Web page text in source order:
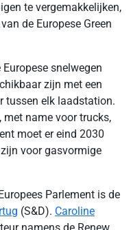
te vergemakkelijken,
de Europese Green
snelwegen
zijn met een
tussen elk laadstation.
name voor trucks,
moet er eind 2030
voor gasvormige
Parlement is de
(S&D). Caroline